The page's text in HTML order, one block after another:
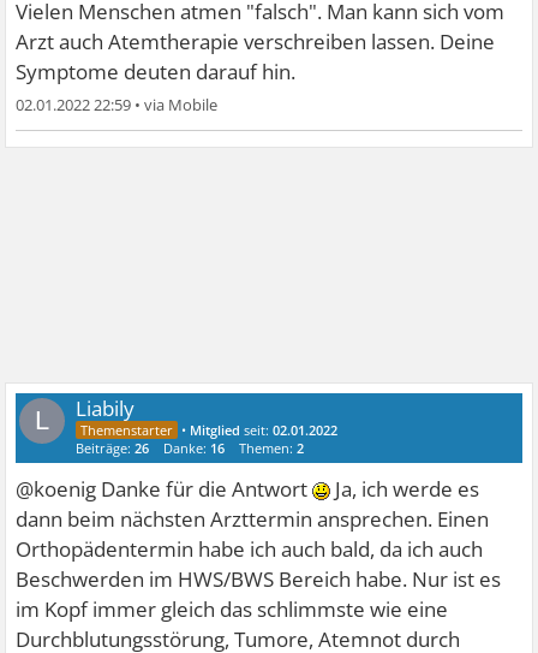
Vielen Menschen atmen "falsch". Man kann sich vom
Arzt auch Atemtherapie verschreiben lassen. Deine
Symptome deuten darauf hin.
02.01.2022 22:59 •
L Liabily
• Mitglied seit:02.01.2022
Beiträge:26 Danke: 16 Themen:2
@koenig Danke für die Antwort
Ja, ich werde es
dann beim nächsten Arzttermin ansprechen. Einen
Orthopädentermin habe ich auch bald, da ich auch
Beschwerden im HWS/BWS Bereich habe. Nur ist es
im Kopf immer gleich das schlimmste wie eine
Durchblutungsstörung, Tumore, Atemnot durch